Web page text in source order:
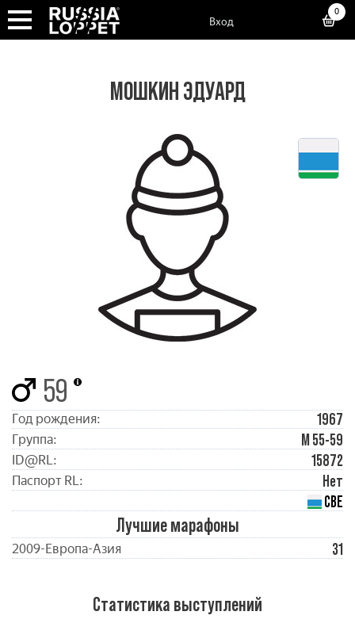
Вход
0
МОШКИН ЭДУАРД
59
Год рождения: 1967
Группа: М 55-59
ID@RL: 15872
Паспорт RL:
Нет
СВЕ
Лучшие марафоны
2009-Европа-Азия 31
Статистика выступлений